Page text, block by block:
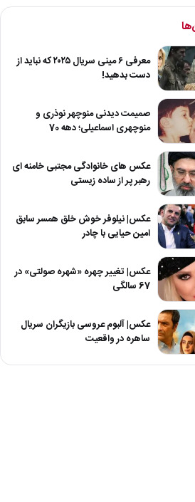
معرفی ۶ مینی سریال ۲۰۲۵ که نباید از
دست بدهید!
صمیمت دیدنی منوچهر نوذری و
منوچهری اسماعیلی؛ دهه 70
عکس های خانوادگی مجتبی خامنه ای
رهبر پر از ساده زیستی
عکس| نیلوفر خوش خلق همسر سابق
امین حیایی با چادر
عکس| تغییر چهره «شهره صولتی» در
67 سالگی
عکس| آلبوم عروسی بازیگران سریال
ساهره در واقعیت